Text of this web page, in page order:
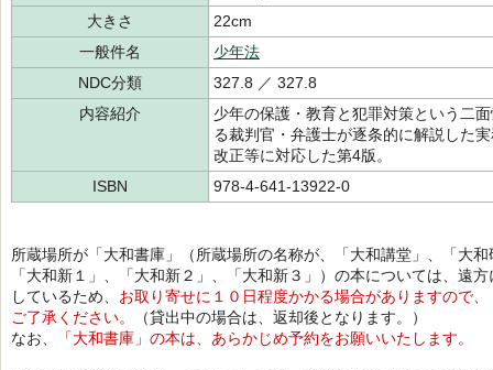
大きさ
22cm
一般件名
少年法
NDC分類
327.8 ／ 327.8
内容紹介
少年の保護・教育と犯罪対策という二
る裁判官・弁護士が逐条的に解説した
改正等に対応した第4版。
ISBN
978-4-641-13922-0
所蔵場所が「大和書庫」（所蔵場所の名称が、「大和講堂」、「大和
「大和新１」、「大和新２」、「大和新３」）の本については、遠方
しているため、 お取り寄せに１０日程度かかる場合がありますので、
ご了承ください。
（貸出中の場合は、返却後となります。）
なお、
「大和書庫」の本は、あらかじめ予約をお願いいたします。